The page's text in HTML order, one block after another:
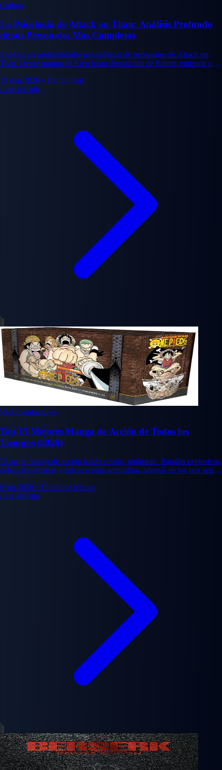
Cultura
La Psicología de Attack on Titan: Análisis Profundo
de sus Personajes Más Complejos
Explora las profundidades psicológicas de personajes de Attack on
Titan. Desde trauma de Eren hasta disociación de Reiner, entiende qué
15 mar 2026 • 16 min read
Leer artículo
Recomendaciones
Top 15 Mejores Manga de Acción de Todos los
Tiempos (2026)
El mejor manga de acción jamás creado, rankeado. Batallas explosivas,
peleas legendarias y épicas a pura adrenalina, además de los box sets
9 jun 2026 • 13 min de lectura
Leer artículo